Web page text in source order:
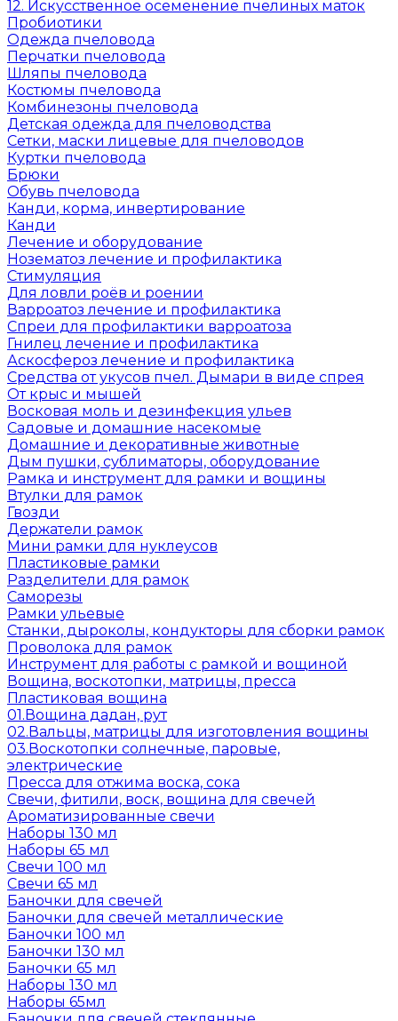
12. Искусственное осеменение пчелиных маток
Пробиотики
Одежда пчеловода
Перчатки пчеловода
Шляпы пчеловода
Костюмы пчеловода
Комбинезоны пчеловода
Детская одежда для пчеловодства
Сетки, маски лицевые для пчеловодов
Куртки пчеловода
Брюки
Обувь пчеловода
Канди, корма, инвертирование
Канди
Лечение и оборудование
Нозематоз лечение и профилактика
Стимуляция
Для ловли роёв и роении
Варроатоз лечение и профилактика
Спреи для профилактики варроатоза
Гнилец лечение и профилактика
Аскосфероз лечение и профилактика
Средства от укусов пчел. Дымари в виде спрея
От крыс и мышей
Восковая моль и дезинфекция ульев
Садовые и домашние насекомые
Домашние и декоративные животные
Дым пушки, сублиматоры, оборудование
Рамка и инструмент для рамки и вощины
Втулки для рамок
Гвозди
Держатели рамок
Мини рамки для нуклеусов
Пластиковые рамки
Разделители для рамок
Саморезы
Рамки ульевые
Станки, дыроколы, кондукторы для сборки рамок
Проволока для рамок
Инструмент для работы с рамкой и вощиной
Вощина, воскотопки, матрицы, пресса
Пластиковая вощина
01.Вощина дадан, рут
02.Вальцы, матрицы для изготовления вощины
03.Воскотопки солнечные, паровые,
электрические
Пресса для отжима воска, сока
Свечи, фитили, воск, вощина для свечей
Ароматизированные свечи
Наборы 130 мл
Наборы 65 мл
Свечи 100 мл
Свечи 65 мл
Баночки для свечей
Баночки для свечей металлические
Баночки 100 мл
Баночки 130 мл
Баночки 65 мл
Наборы 130 мл
Наборы 65мл